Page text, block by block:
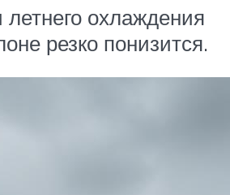
летнего охлаждения
резко понизится.